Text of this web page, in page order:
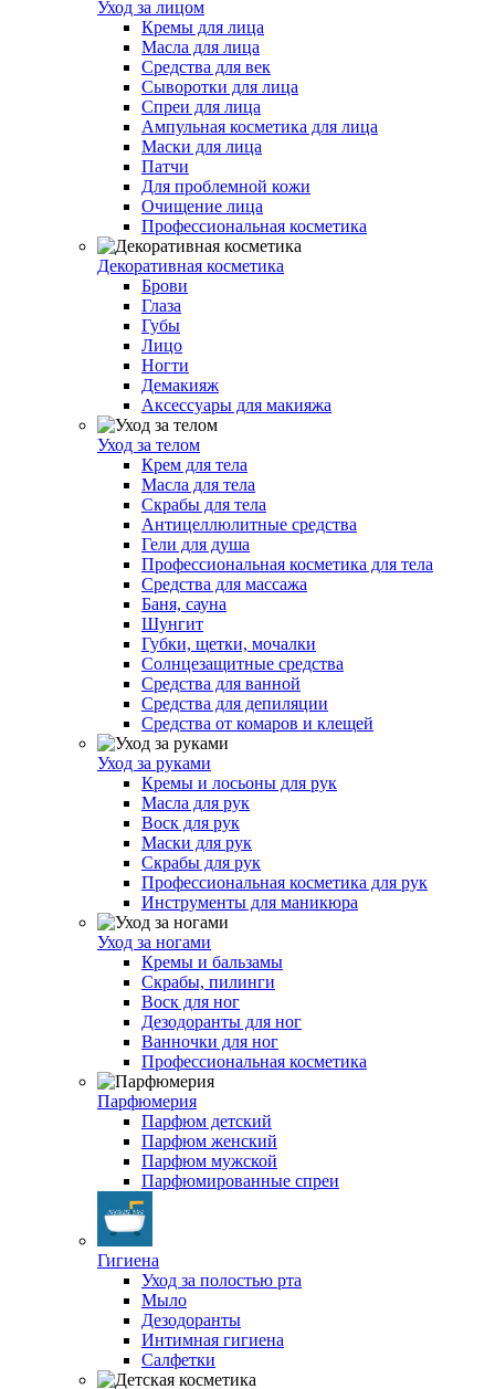
Уход за лицом
Кремы для лица
Масла для лица
Средства для век
Сыворотки для лица
Спреи для лица
Ампульная косметика для лица
Маски для лица
Патчи
Для проблемной кожи
Очищение лица
Профессиональная косметика
Декоративная косметика
Брови
Глаза
Губы
Лицо
Ногти
Демакияж
Аксессуары для макияжа
Уход за телом
Крем для тела
Масла для тела
Скрабы для тела
Антицеллюлитные средства
Гели для душа
Профессиональная косметика для тела
Средства для массажа
Баня, сауна
Шунгит
Губки, щетки, мочалки
Солнцезащитные средства
Средства для ванной
Средства для депиляции
Средства от комаров и клещей
Уход за руками
Кремы и лосьоны для рук
Масла для рук
Воск для рук
Маски для рук
Скрабы для рук
Профессиональная косметика для рук
Инструменты для маникюра
Уход за ногами
Кремы и бальзамы
Скрабы, пилинги
Воск для ног
Дезодоранты для ног
Ванночки для ног
Профессиональная косметика
Парфюмерия
Парфюм детский
Парфюм женский
Парфюм мужской
Парфюмированные спреи
Гигиена
Уход за полостью рта
Мыло
Дезодоранты
Интимная гигиена
Салфетки